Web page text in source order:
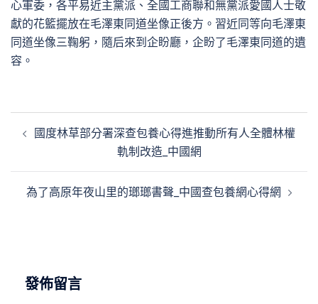
心軍委，各平易近主黨派、全國工商聯和無黨派愛國人士敬
獻的花籃擺放在毛澤東同道坐像正後方。習近同等向毛澤東
同道坐像三鞠躬，隨后來到企盼廳，企盼了毛澤東同道的遺
容。
章
國度林草部分署深查包養心得進推動所有人全體林權
軌制改造_中國網
為了高原年夜山里的瑯瑯書聲_中國查包養網心得網
發佈留言